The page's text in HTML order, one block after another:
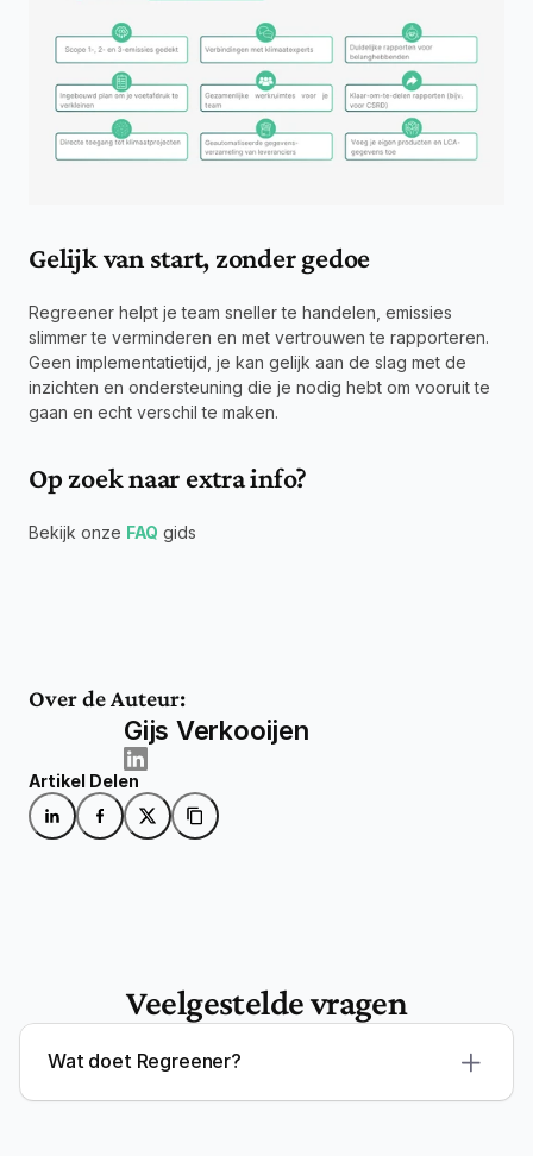
Gelijk van start, zonder gedoe
Regreener helpt je team sneller te handelen, emissies
slimmer te verminderen en met vertrouwen te rapporteren.
Geen implementatietijd, je kan gelijk aan de slag met de
inzichten en ondersteuning die je nodig hebt om vooruit te
gaan en echt verschil te maken.
Op zoek naar extra info?
Bekijk onze FAQ gids
Over de Auteur:
Gijs Verkooijen
Artikel Delen
Veelgestelde vragen
Wat doet Regreener?